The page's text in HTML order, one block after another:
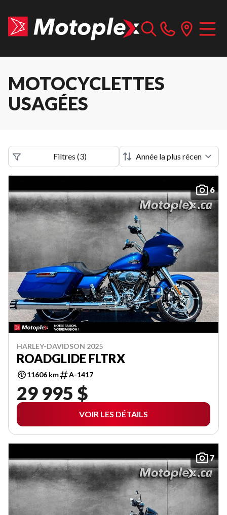
MOTOCYCLETTES
USAGÉES
Filtres (3)
6
HARLEY-DAVIDSON 2025
ROADGLIDE FLTRX
11606 km A-1417
29 995 $
VOIR LES DÉTAILS
7